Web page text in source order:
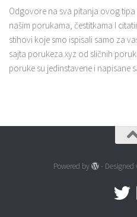
Odgovore na sva pitanja ovog
našim porukama, čestitkama I
stihovi koje smo ispisali samo za
sajta porukeza.xyz od sličnih
poruke su jedinstavene i napisane
Powered by -